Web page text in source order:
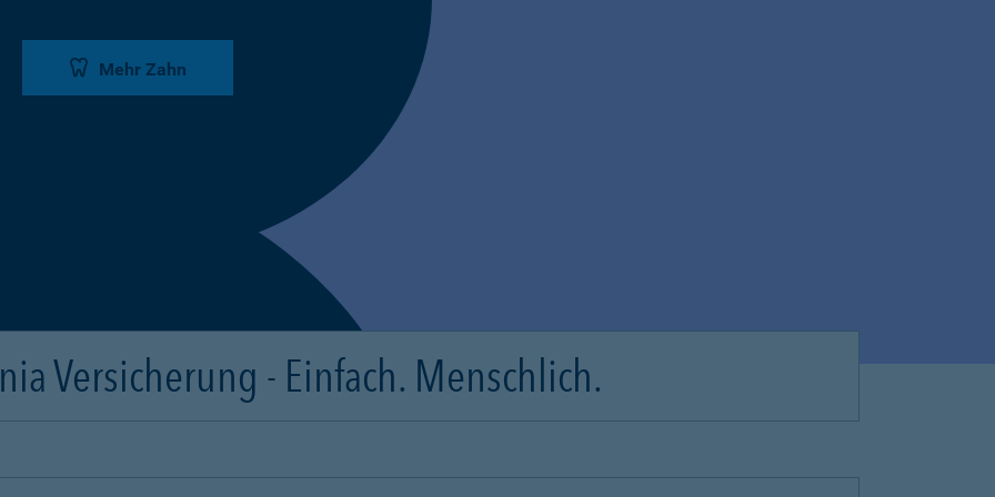
Mehr Zahn
Versicherung - Einfach. Menschlich.